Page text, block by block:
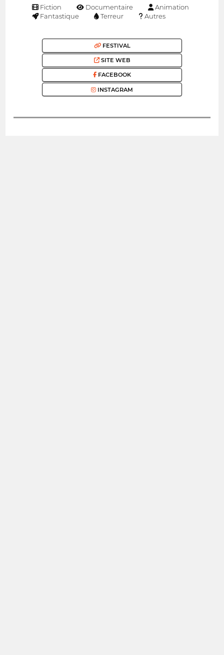
Fiction Documentaire
Animation
Fantastique
Terreur Autres
FESTIVAL
SITE WEB
FACEBOOK
INSTAGRAM